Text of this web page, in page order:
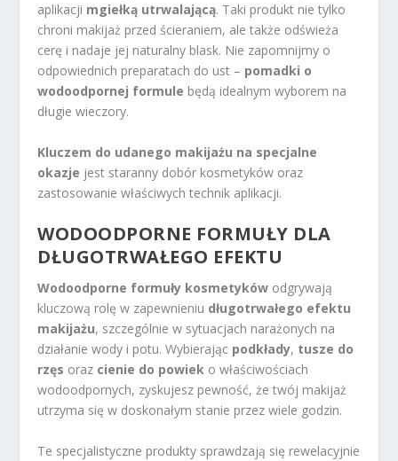
aplikacji mgiełką utrwalającą. Taki produkt nie tylko
chroni makijaż przed ścieraniem, ale także odświeża
cerę i nadaje jej naturalny blask. Nie zapomnijmy o
odpowiednich preparatach do ust – pomadki o
wodoodpornej formule będą idealnym wyborem na
długie wieczory.
Kluczem do udanego makijażu na specjalne
okazje jest staranny dobór kosmetyków oraz
zastosowanie właściwych technik aplikacji.
WODOODPORNE FORMUŁY DLA
DŁUGOTRWAŁEGO EFEKTU
Wodoodporne formuły kosmetyków odgrywają
kluczową rolę w zapewnieniu długotrwałego efektu
makijażu, szczególnie w sytuacjach narażonych na
działanie wody i potu. Wybierając podkłady, tusze do
rzęs oraz cienie do powiek o właściwościach
wodoodpornych, zyskujesz pewność, że twój makijaż
utrzyma się w doskonałym stanie przez wiele godzin.
Te specjalistyczne produkty sprawdzają się rewelacyjnie